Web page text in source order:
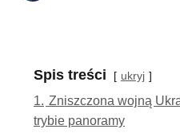
Spis treści ukryj
1. Zniszczona wojną
trybie panoramy